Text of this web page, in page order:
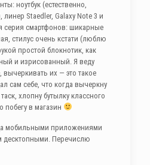
ноутбук (естественно,
линер Staedler, Galaxy Note 3 и
серия смартфонов: шикарные
стилус очень кстати (люблю
простой блокнотик, как
и изрисованный. Я веду
вычеркивать их — это такое
сам себе, что когда вычеркну
хлопну бутылку классного
побегу в магазин
мобильными приложениями
десктопными. Перечислю